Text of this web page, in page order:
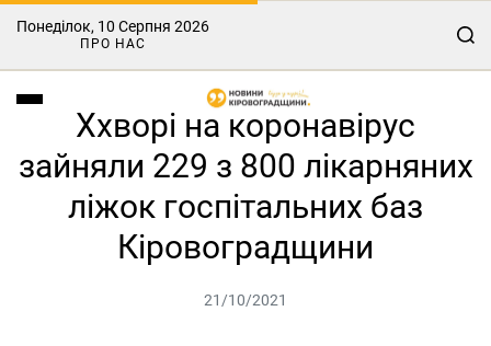
Понеділок, 10 Серпня 2026
ПРО НАС
Ххворі на коронавірус
зайняли 229 з 800 лікарняних
ліжок госпітальних баз
Кіровоградщини
21/10/2021